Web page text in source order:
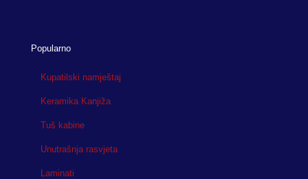
Popularno
Kupatilski namještaj
Keramika Kanjiža
Tuš kabine
Unutrašnja rasvjeta
Laminati